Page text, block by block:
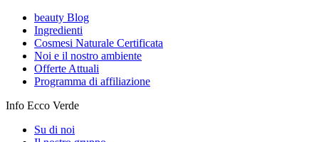
beauty Blog
Ingredienti
Cosmesi Naturale Certificata
Noi e il nostro ambiente
Offerte Attuali
Programma di affiliazione
Info Ecco Verde
Su di noi